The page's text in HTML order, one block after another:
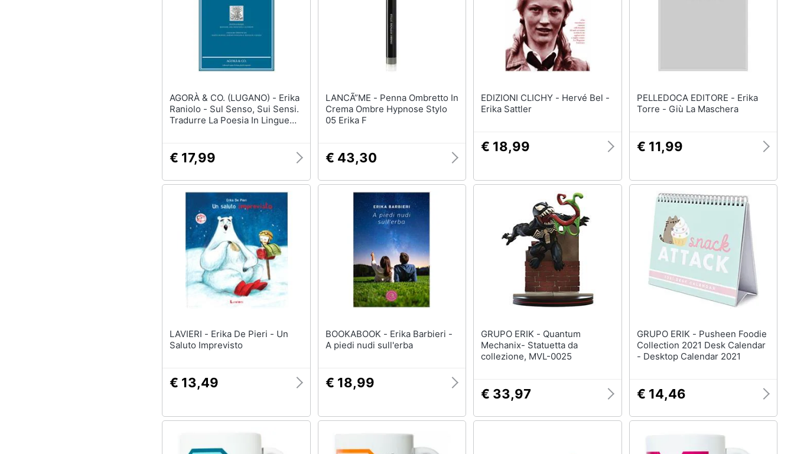
AGORÀ & CO. (LUGANO) - Erika
Raniolo - Sul Senso, Sui Sensi.
Tradurre La Poesia In Lingue
€ 17,99
LANCÃ”ME - Penna Ombretto In
Crema Ombre Hypnose Stylo
05 Erika F
€ 43,30
EDIZIONI CLICHY - Hervé Bel -
Erika Sattler
€ 18,99
PELLEDOCA EDITORE - Erika
Torre - Giù La Maschera
€ 11,99
LAVIERI - Erika De Pieri - Un
Saluto Imprevisto
€ 13,49
BOOKABOOK - Erika Barbieri -
A piedi nudi sull'erba
€ 18,99
GRUPO ERIK - Quantum
Mechanix- Statuetta da
collezione, MVL-0025
€ 33,97
GRUPO ERIK - Pusheen Foodie
Collection 2021 Desk Calendar
- Desktop Calendar 2021
€ 14,46